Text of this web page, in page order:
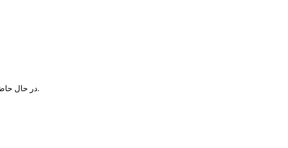
در حال حاضر سبد خرید شما خالی می‌باشد.